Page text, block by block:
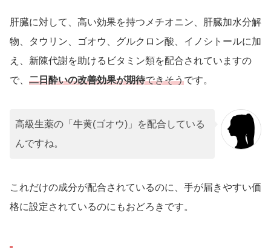
肝臓に対して、高い効果を持つメチオニン、肝臓加水分解
物、タウリン、ゴオウ、グルクロン酸、イノシトールに加
え、新陳代謝を助けるビタミン類を配合されていますの
で、 二日酔いの改善効果が期待できそうです。
高級生薬の「牛黄(ゴオウ)」を配合している
んですね。
これだけの成分が配合されているのに、手が届きやすい価
格に設定されているのにもおどろきです。